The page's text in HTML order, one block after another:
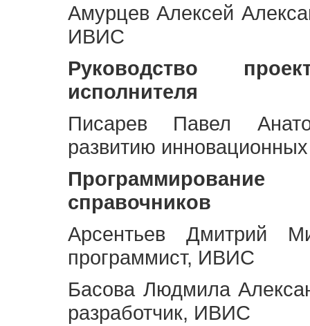
Амурцев Алексей
ИВИС
Руководство
исполнителя
Писарев Павел
развитию
Программирование
справочников
Арсентьев Дмитрий
программист, ИВИС
Басова Людмила
разработчик, ИВИС